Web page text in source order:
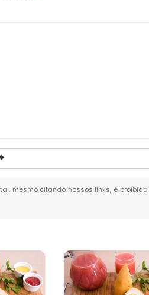
mesmo citando nossos links, é